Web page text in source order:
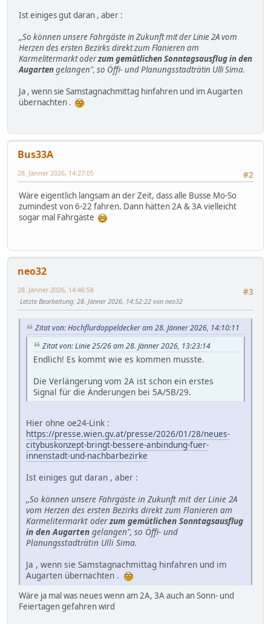
Ist einiges gut daran , aber :
,,So können unsere Fahrgäste in Zukunft mit der Linie 2A vom
Herzen des ersten Bezirks direkt zum Flanieren am
Karmelitermarkt oderzum gemütlichen Sonntagsausflug in den
Augartengelangen", so Öffi- und Planungsstadträtin Ulli Sima.
Ja , wenn sie Samstagnachmittag hinfahren und im Augarten
übernachten .
Bus33A
#2
28. Jänner 2026, 14:27:05
Wäre eigentlich langsam an der Zeit, dass alle Busse Mo-So
zumindest von 6-22 fahren. Dann hätten 2A & 3A vielleicht
sogar mal Fahrgäste
neo32
#3
28. Jänner 2026, 14:46:58
Letzte Bearbeitung: 28. Jänner 2026, 14:52:22 von neo32
Zitat von: Hochflurdoppeldecker am 28. Jänner 2026, 14:10:11
Zitat von: Linie 25/26 am 28. Jänner 2026, 13:23:14
Endlich! Es kommt wie es kommen musste.
Die Verlängerung vom 2A ist schon ein erstes
Signal für die Änderungen bei 5A/5B/29.
Hier ohne oe24-Link :
https://presse.wien.gv.at/presse/2026/01/28/neues-
citybuskonzept-bringt-bessere-anbindung-fuer-
innenstadt-und-nachbarbezirke
Ist einiges gut daran , aber :
,,So können unsere Fahrgäste in Zukunft mit der Linie 2A
vom Herzen des ersten Bezirks direkt zum Flanieren am
Karmelitermarkt oderzum gemütlichen Sonntagsausflug
in den Augarten gelangen", so Öffi- und
Planungsstadträtin Ulli Sima.
Ja , wenn sie Samstagnachmittag hinfahren und im
Augarten übernachten .
Wäre ja mal was neues wenn am 2A, 3A auch an Sonn- und
Feiertagen gefahren wird